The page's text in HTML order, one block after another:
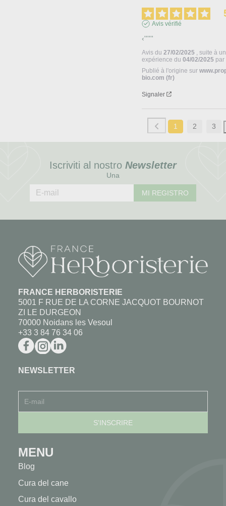
Avis vérifié
‹''''''
Avis du27/02/2025 , suite à
expérience du04/02/2025 par
Publié à l'origine sur
bio.com (fr)
Signaler
1 2 3
Iscriviti al nostro Newsletter
Una
MI REGISTRO
FRANCE HERBORISTERIE
5001 F RUE DE LA CORNE JACQUOT BOURNOT
ZI LE DURGEON
70000 Noidans les Vesoul
+33 3 84 76 34 06
NEWSLETTER
MENU
Blog
Cura del cane
Cura del cavallo